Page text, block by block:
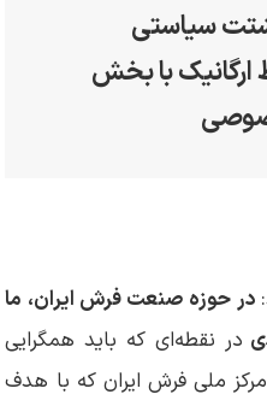
سیاستی
ارگانیک با بخش
در حوزه صنعت فرش ایران، ما
در نقطه‌ای که باید همگرایی
ملی فرش ایران که با هدف